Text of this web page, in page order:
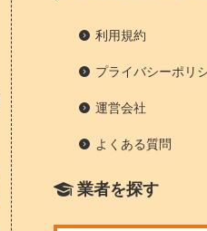
利用規約
プライバシーポリ
運営会社
よくある質問
業者を探す